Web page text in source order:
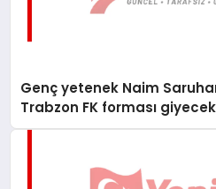
Genç yetenek Naim
Trabzon FK forması giyecek